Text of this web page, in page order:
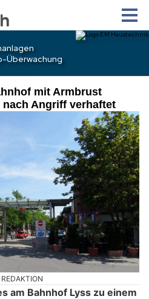
mit Armbrust
Angriff verhaftet
am Bahnhof Lyss zu einem